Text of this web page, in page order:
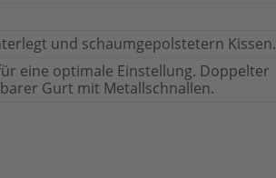
und schaumgepolstetern Kissen.
eine optimale Einstellung. Doppelter
Gurt mit Metallschnallen.